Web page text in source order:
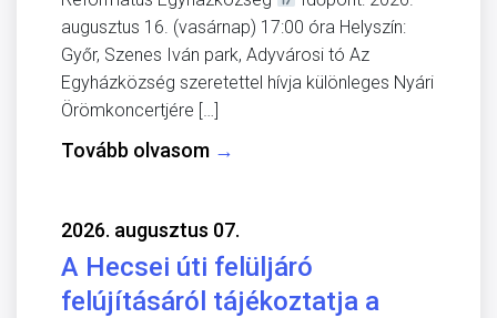
augusztus 16. (vasárnap) 17:00 óra Helyszín:
Győr, Szenes Iván park, Adyvárosi tó Az
Egyházközség szeretettel hívja különleges Nyári
Örömkoncertjére […]
Tovább olvasom →
2026. augusztus 07.
A Hecsei úti felüljáró
felújításáról tájékoztatja a